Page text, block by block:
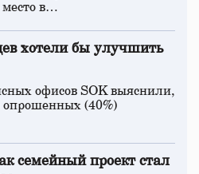
место в…
хотели бы улучшить
офисов SOK выяснили,
(40%)
семейный проект стал